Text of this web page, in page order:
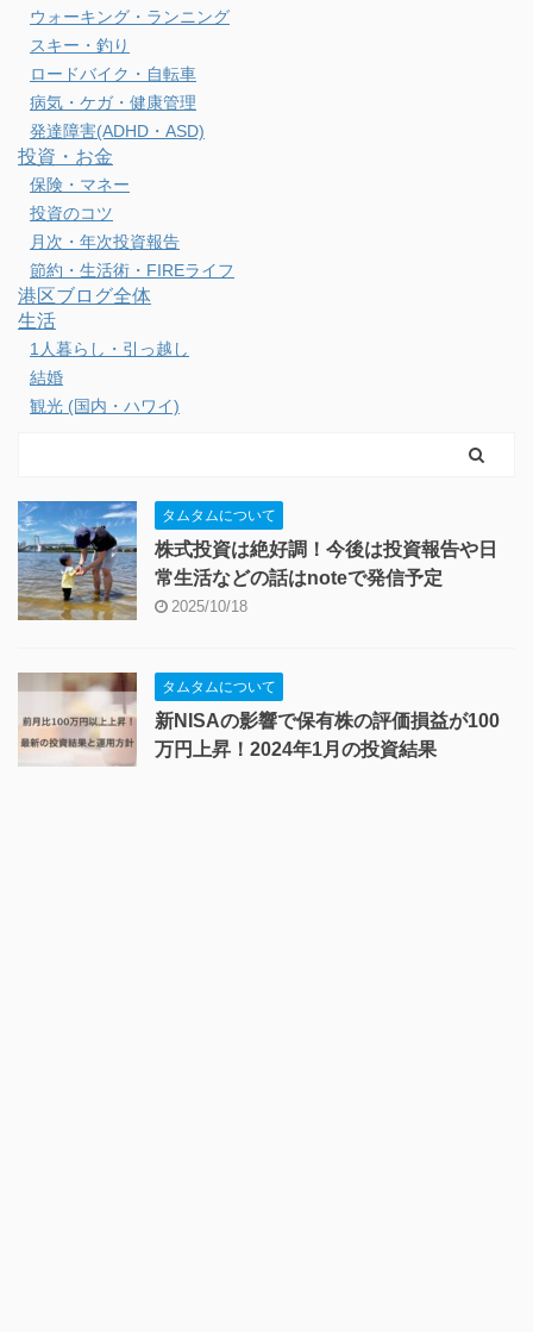
ウォーキング・ランニング
スキー・釣り
ロードバイク・自転車
病気・ケガ・健康管理
発達障害(ADHD・ASD)
投資・お金
保険・マネー
投資のコツ
月次・年次投資報告
節約・生活術・FIREライフ
港区ブログ全体
生活
1人暮らし・引っ越し
結婚
観光 (国内・ハワイ)
タムタムについて
株式投資は絶好調！今後は投資報告や日
常生活などの話はnoteで発信予定
2025/10/18
タムタムについて
新NISAの影響で保有株の評価損益が100
万円上昇！2024年1月の投資結果